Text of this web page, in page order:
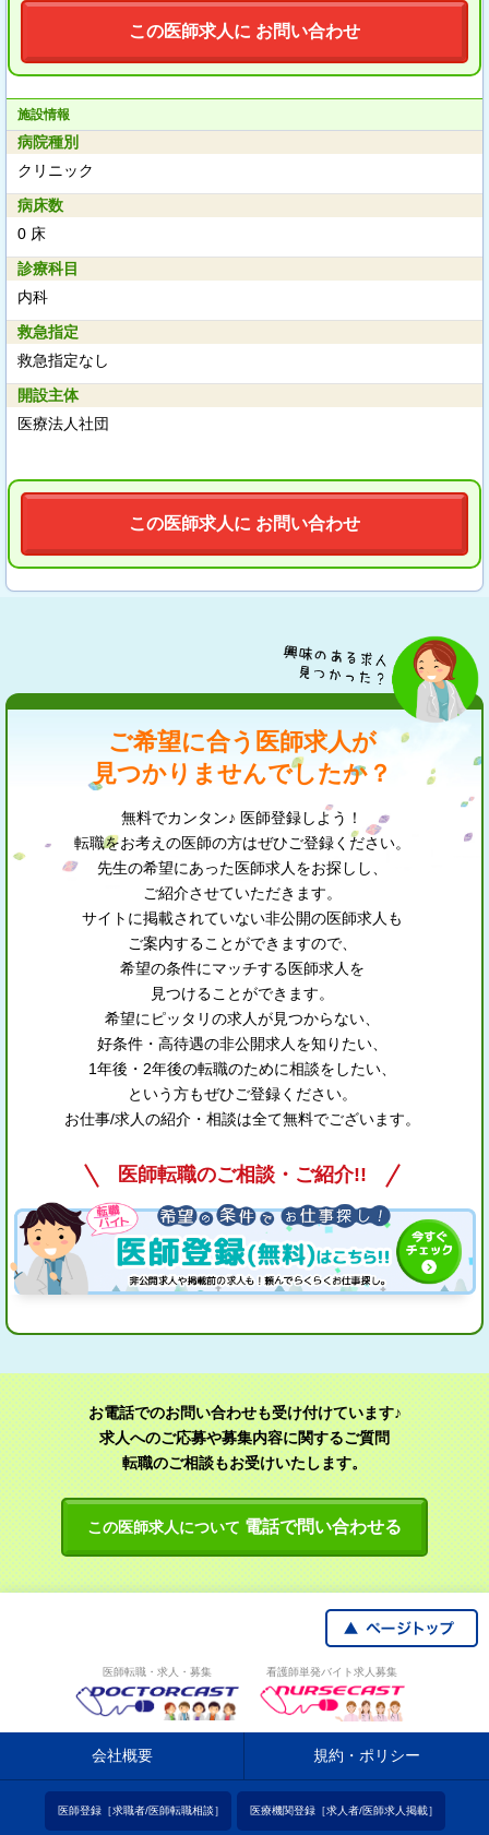
この医師求人に お問い合わせ
施設情報
病院種別
クリニック
病床数
0 床
診療科目
内科
救急指定
救急指定なし
開設主体
医療法人社団
この医師求人に お問い合わせ
ご希望に合う医師求人が
見つかりませんでしたか？
無料でカンタン♪ 医師登録しよう！
転職をお考えの医師の方はぜひご登録ください。
先生の希望にあった医師求人をお探しし、
ご紹介させていただきます。
サイトに掲載されていない非公開の医師求人も
ご案内することができますので、
希望の条件にマッチする医師求人を
見つけることができます。
希望にピッタリの求人が見つからない、
好条件・高待遇の非公開求人を知りたい、
1年後・2年後の転職のために相談をしたい、
という方もぜひご登録ください。
お仕事/求人の紹介・相談は全て無料でございます。
医師転職のご相談・ご紹介!!
お電話でのお問い合わせも受け付けています♪
求人へのご応募や募集内容に関するご質問
転職のご相談もお受けいたします。
この医師求人について 電話で問い合わせる
医師転職・求人・募集 看護師単発バイト求人募集
会社概要 規約・ポリシー
医師登録［求職者/医師転職相談］ 医療機関登録［求人者/医師求人掲載］